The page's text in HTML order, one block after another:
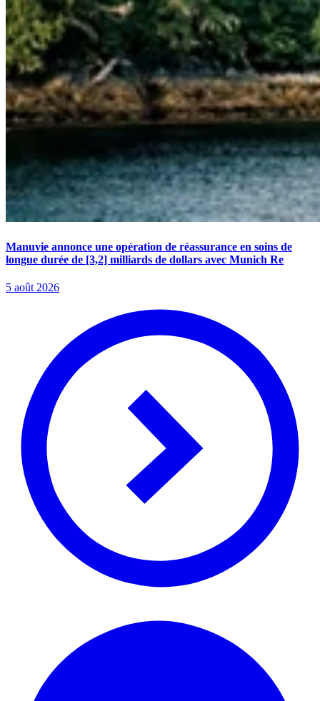
Manuvie annonce une opération de réassurance en soins de
longue durée de [3,2] milliards de dollars avec Munich Re
5 août 2026